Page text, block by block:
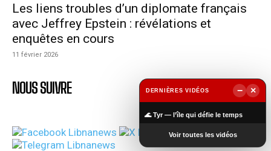
Les liens troubles d’un diplomate français
avec Jeffrey Epstein : révélations et
enquêtes en cours
11 février 2026
NOUS SUIVRE DERNIÈRES VIDÉOS −
×
🌊 Tyr — l’île qui défie le temps
Voir toutes les vidéos